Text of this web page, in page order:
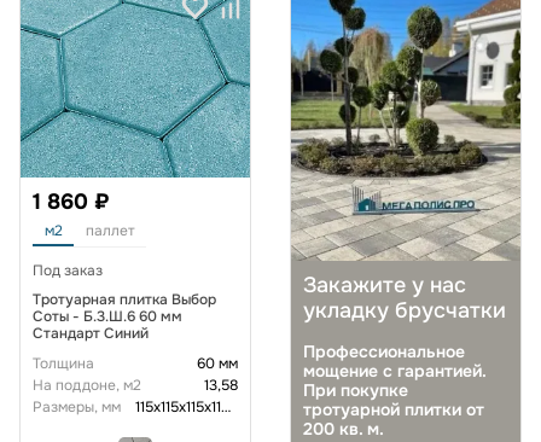
1 860 ₽
м2 паллет
Под заказ
Тротуарная плитка Выбор
Соты - Б.3.Ш.6 60 мм
Стандарт Синий
Толщина
60 мм
На поддоне, м2
13,58
Размеры, мм
115x115x115x115x115x115x60
Закажите у нас
укладку брусчатки
Профессиональное
мощение с гарантией.
При покупке
тротуарной плитки от
200 кв. м.